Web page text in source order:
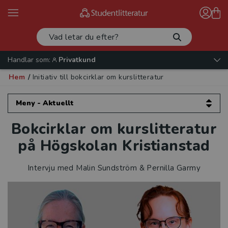
Handlar som:
Privatkund
Hem / Initiativ till bokcirklar om kurslitteratur
Meny - Aktuellt
Aktuellt
Artiklar och intervjuer
Validera mera!
Etik för psykologer
Europeisk datarätt
Bokcirklar om kurslitteratur
på Högskolan Kristianstad
Intervju med Malin Sundström & Pernilla Garmy